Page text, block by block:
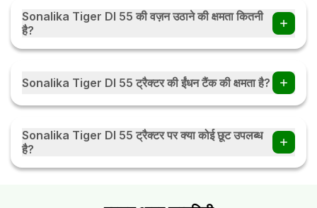
सरकार के नियमों के अनुसार राज्य दर राज्य बदल सकती है। ट्रैक्टर सब्सिडी के
बारे में अधिक जानने के लिए आप देख सकते हैं ट्रैक्टर सब्सिडी
Sonalika Tiger DI 55 की वज़न उठाने की क्षमता कितनी
है?
Sonalika Tiger DI 55 की वज़न उठाने की क्षमता 2200 kg हैं।
Sonalika Tiger DI 55 ट्रैक्टर की ईंधन टैंक की क्षमता है?
Sonalika Tiger DI 55 ट्रैक्टर की ईंधन टैंक की क्षमता 65 Ltr हैं।
Sonalika Tiger DI 55 ट्रैक्टर पर क्या कोई छूट उपलब्ध
है?
छूट और ऑफ़र डीलरों द्वारा प्रदान किए जाते हैं जो समय-समय पर बदलते रहते